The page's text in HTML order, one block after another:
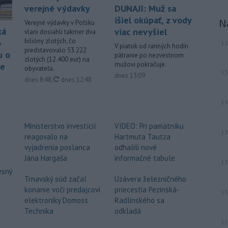
o
verejné výdavky
Verejné výdavky v Poľsku
vlani dosiahli takmer dva
bilióny zlotých, čo
predstavovalo 53.222
zlotých (12.400 eur) na
obyvateľa.
dnes 8:48, aktualizované
dnes 12:48
Ministerstvo investícií
reagovalo na
vyjadrenia poslanca
Jána Hargaša
Trnavský súd začal
konanie voči predajcovi
elektroniky Domoss
Technika
DUNAJI: Muž sa
išiel okúpať, z vody
viac nevyšiel
V piatok od ranných hodín
pátranie po nezvestnom
mužovi pokračuje.
dnes 13:09
VIDEO: Pri pamätníku
Hartmuta Tautza
odhalili nové
informačné tabule
Uzávera železničného
priecestia Pezinská-
Radlinského sa
odkladá